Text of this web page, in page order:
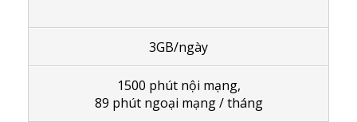
3GB/ngày
1500 phút nội mạng,
89 phút ngoại mạng / tháng